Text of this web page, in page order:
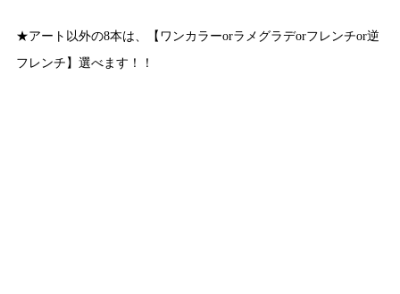
★アート以外の8本は、【ワンカラーorラメグラデorフレンチor逆
フレンチ】選べます！！